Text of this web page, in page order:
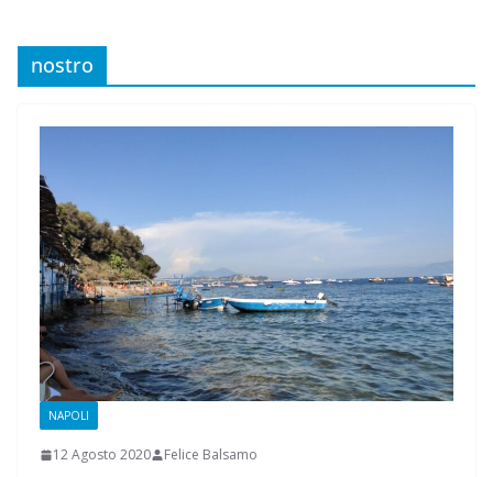
nostro
NAPOLI
12 Agosto 2020 Felice Balsamo